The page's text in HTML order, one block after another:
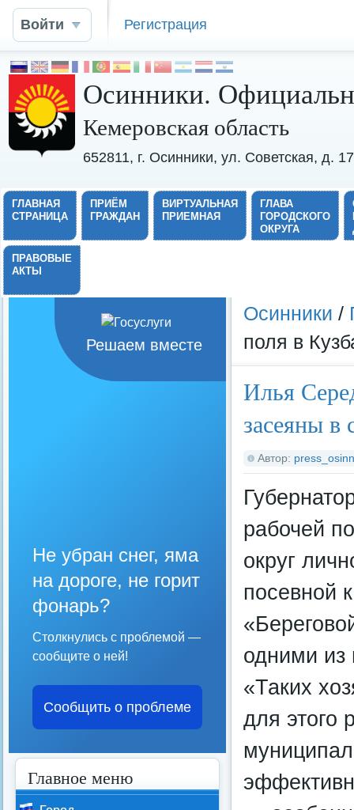
Войти Регистрация
Осинники.
Кемеровская область
652811, г. Осинники, ул. Советская, д.
ГЛАВНАЯ
СТРАНИЦА
ПРИЁМ
ГРАЖДАН
ВИРТУАЛЬНАЯ
ПРИЕМНАЯ
ГЛАВА
ГОРОДСКОГО
ОКРУГА
ПРАВОВЫЕ
АКТЫ
Осинники /
поля в
Илья
засеяны в
Автор:
рабочей
округ
посевной
одними из
«Таких
для этого
Решаем вместе
Не убран снег, яма
на дороге, не горит
фонарь?
Столкнулись с проблемой —
сообщите о ней!
Сообщить о проблеме
Главное меню